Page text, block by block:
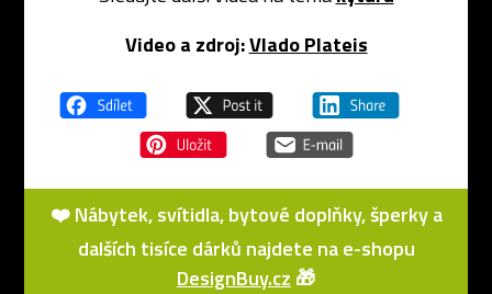
Video a zdroj:Vlado Plateis
❤️ Nábytek, svítidla, bytové doplňky, šperky a
dalších tisíce dárků najdete na e-shopu
DesignBuy.cz 🎁